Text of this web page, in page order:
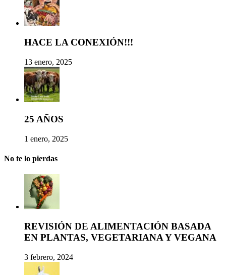
HACE LA CONEXIÓN!!!
13 enero, 2025
25 AÑOS
1 enero, 2025
No te lo pierdas
REVISIÓN DE ALIMENTACIÓN BASADA
EN PLANTAS, VEGETARIANA Y VEGANA
3 febrero, 2024